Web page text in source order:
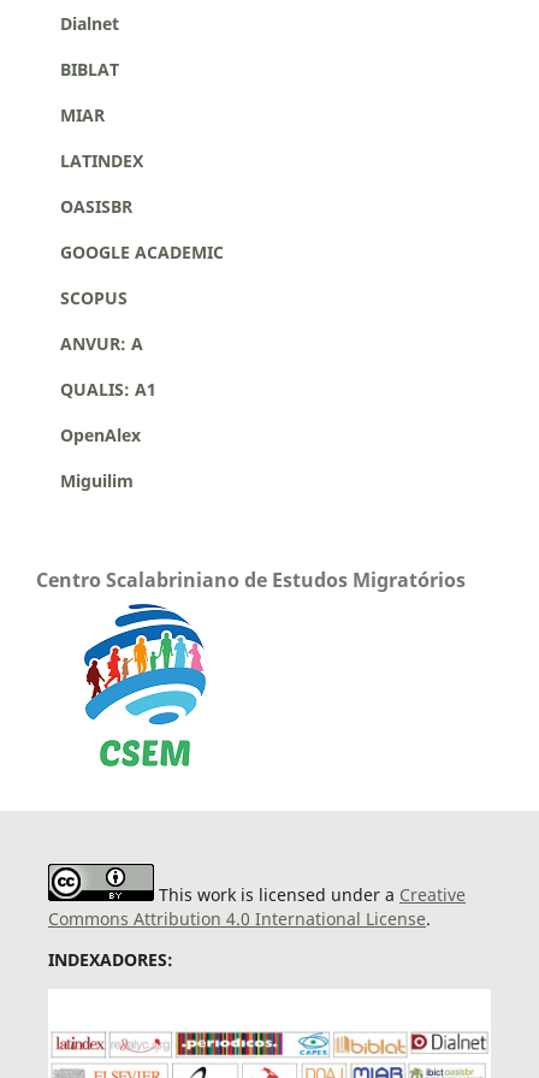
Dialnet
BIBLAT
MIAR
LATINDEX
OASISBR
GOOGLE ACADEMIC
SCOPUS
ANVUR: A
QUALIS: A1
OpenAlex
Miguilim
Centro Scalabriniano de Estudos Migratórios
This work is licensed under a Creative
Commons Attribution 4.0 International License.
INDEXADORES: